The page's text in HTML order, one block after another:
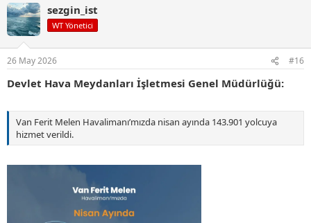
k
i
l
:
sezgin_ist
WT Yönetici
26 May 2026 #16
Devlet Hava Meydanları İşletmesi Genel Müdürlüğü:
Van Ferit Melen Havalimanı’mızda nisan ayında 143.901 yolcuya
hizmet verildi.